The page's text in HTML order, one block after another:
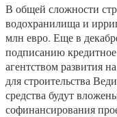
В общей сложности
водохранилища и
млн евро. Еще в
подписанию
агентством развития
для строительства
средства будут
софинансирования